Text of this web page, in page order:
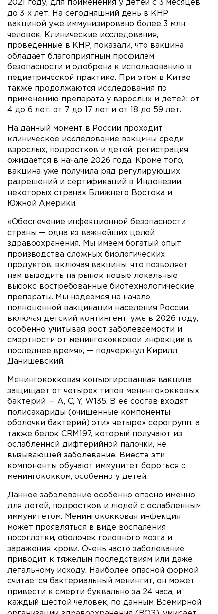
2021 году, для применения у детей с 3 месяцев
до 3-х лет. На сегодняшний день в КНР
вакциной уже иммунизировано более 3 млн
человек. Клинические исследования,
проведенные в КНР, показали, что вакцина
обладает благоприятным профилем
безопасности и одобрена к использованию в
педиатрической практике. При этом в Китае
также продолжаются исследования по
применению препарата у взрослых и детей: от
4 до 6 лет, от 7 до 17 лет и от 18 до 59 лет.
На данный момент в России проходит
клиническое исследование вакцины среди
взрослых, подростков и детей, регистрация
ожидается в начале 2026 года. Кроме того,
вакцина уже получила ряд регулирующих
разрешений и сертификаций в Индонезии,
некоторых странах Ближнего Востока и
Южной Америки.
«Обеспечение инфекционной безопасности
страны — одна из важнейших целей
здравоохранения. Мы имеем богатый опыт
производства сложных биологических
продуктов, включая вакцины, что позволяет
нам выводить на рынок новые локальные
высоко востребованные биотехнологические
препараты. Мы надеемся на начало
полноценной вакцинации населения России,
включая детский контингент, уже в 2026 году,
особенно учитывая рост заболеваемости и
смертности от менингококковой инфекции в
последнее время», — подчеркнул Кирилл
Данишевский.
Менингококковая конъюгированная вакцина
защищает от четырех типов менингококковых
бактерий — A, C, Y, W135. В ее состав входят
полисахариды (очищенные компоненты
оболочки бактерий) этих четырех серогрупп, а
также белок CRM197, который получают из
ослабленной дифтерийной палочки, не
вызывающей заболевание. Вместе эти
компоненты обучают иммунитет бороться с
менингококком, особенно у детей.
Данное заболевание особенно опасно именно
для детей, подростков и людей с ослабленным
иммунитетом. Менингококковая инфекция
может проявляться в виде воспаления
носоглотки, оболочек головного мозга и
заражения крови. Очень часто заболевание
приводит к тяжелым последствиям или даже
летальному исходу. Наиболее опасной формой
считается бактериальный менингит, он может
привести к смерти буквально за 24 часа, и
каждый шестой человек, по данным Всемирной